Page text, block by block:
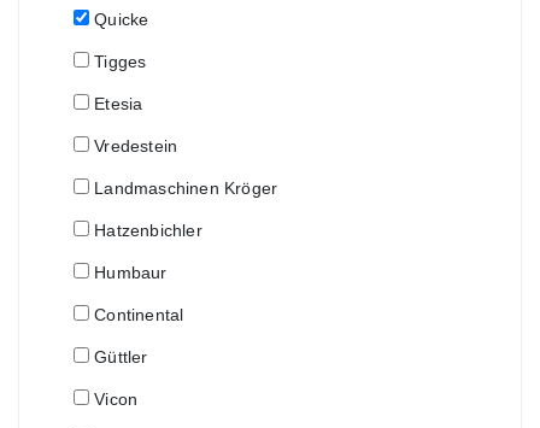
Quicke
Tigges
Etesia
Vredestein
Landmaschinen Kröger
Hatzenbichler
Humbaur
Continental
Güttler
Vicon